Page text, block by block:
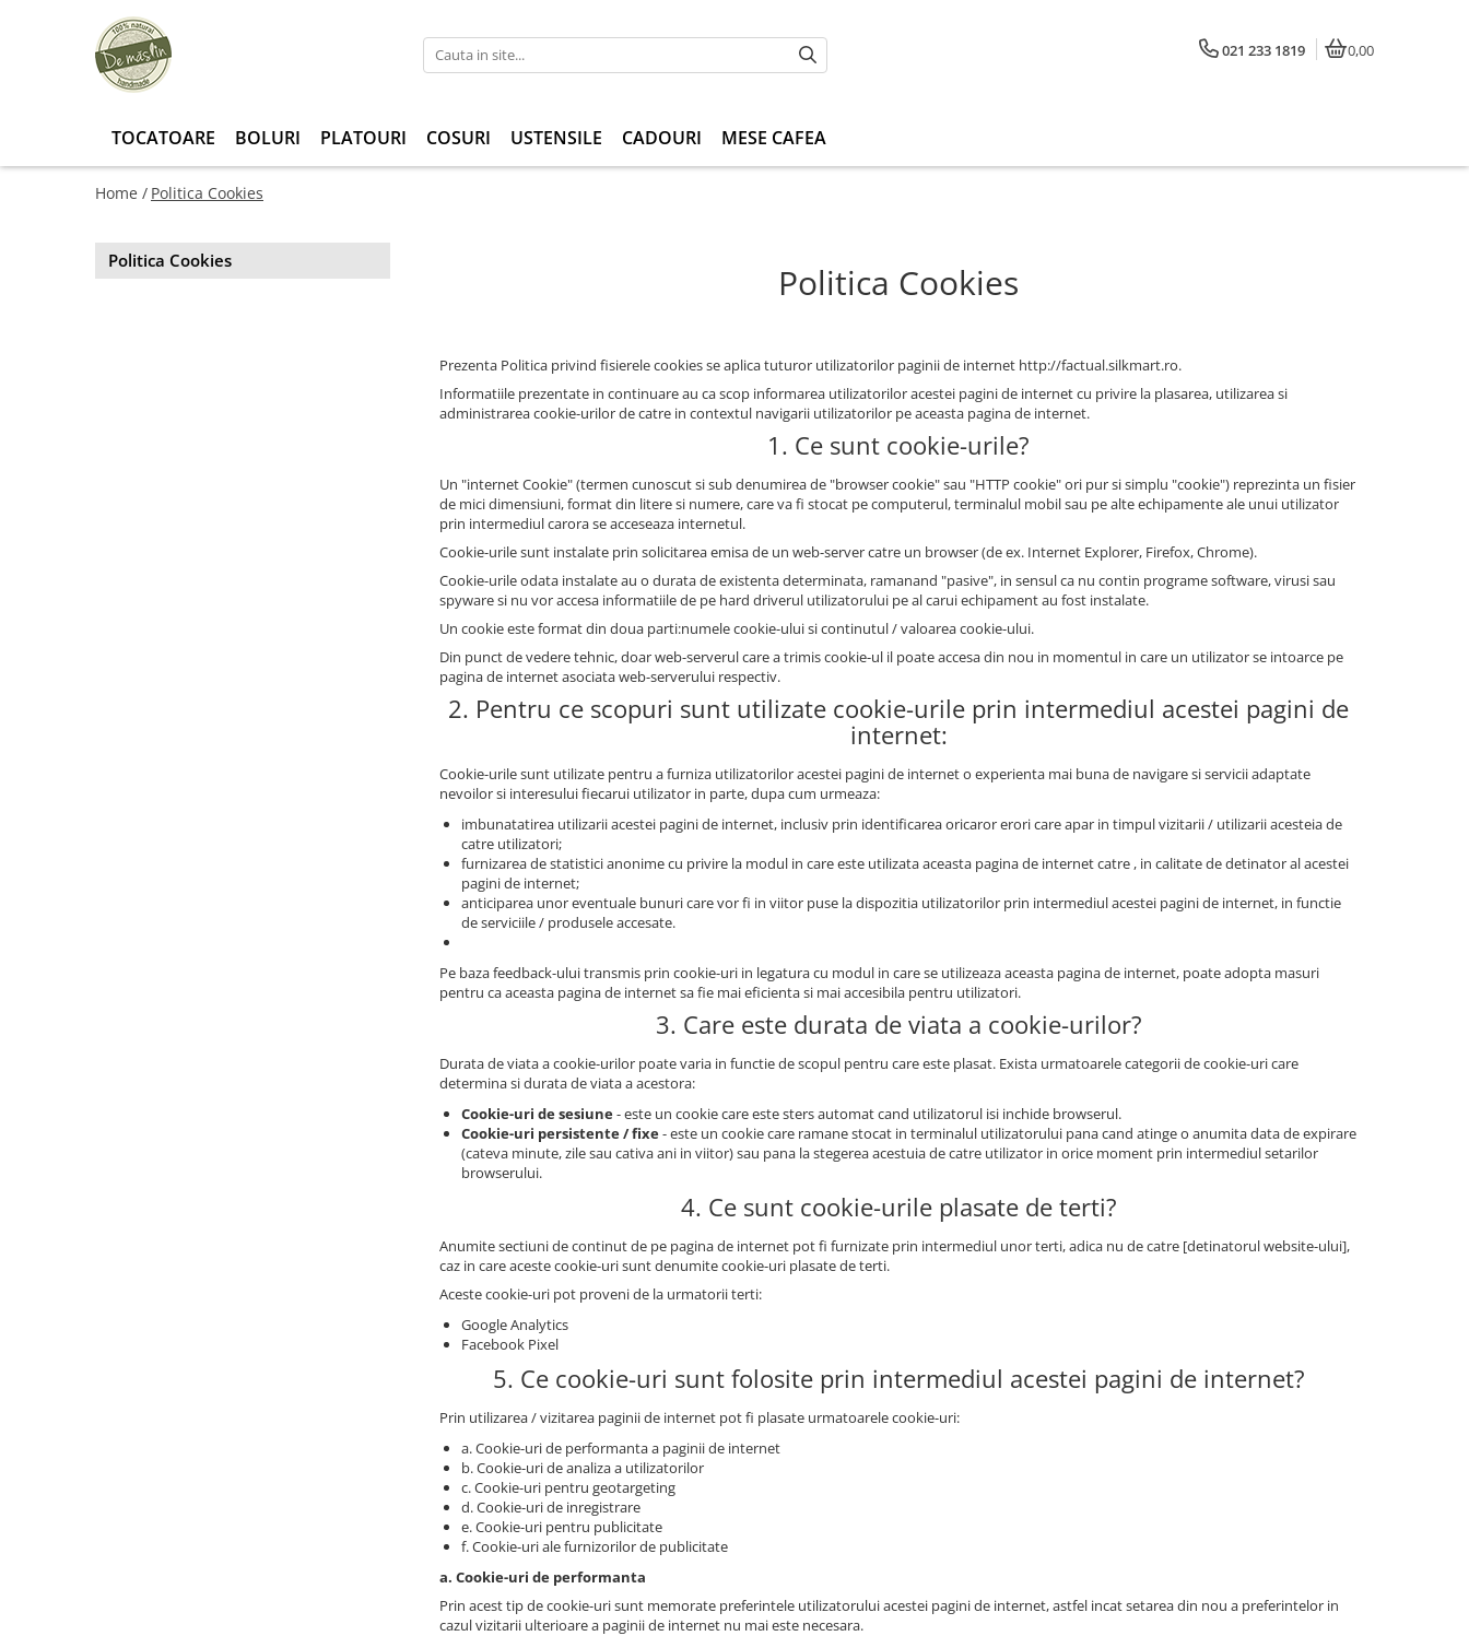
021 233 1819 0,00
TOCATOARE BOLURI PLATOURI COSURI USTENSILE CADOURI MESE CAFEA
Home / Politica Cookies
Politica Cookies
Prezenta Politica privind fisierele cookies se aplica tuturor utilizatorilor paginii de internet http://factual.silkmart.ro.
Informatiile prezentate in continuare au ca scop informarea utilizatorilor acestei pagini de internet cu privire la plasarea, utilizarea si
administrarea cookie-urilor de catre in contextul navigarii utilizatorilor pe aceasta pagina de internet.
1. Ce sunt cookie-urile?
Un "internet Cookie" (termen cunoscut si sub denumirea de "browser cookie" sau "HTTP cookie" ori pur si simplu "cookie") reprezinta un fisier
de mici dimensiuni, format din litere si numere, care va fi stocat pe computerul, terminalul mobil sau pe alte echipamente ale unui utilizator
prin intermediul carora se acceseaza internetul.
Cookie-urile sunt instalate prin solicitarea emisa de un web-server catre un browser (de ex. Internet Explorer, Firefox, Chrome).
Cookie-urile odata instalate au o durata de existenta determinata, ramanand "pasive", in sensul ca nu contin programe software, virusi sau
spyware si nu vor accesa informatiile de pe hard driverul utilizatorului pe al carui echipament au fost instalate.
Un cookie este format din doua parti:numele cookie-ului si continutul / valoarea cookie-ului.
Din punct de vedere tehnic, doar web-serverul care a trimis cookie-ul il poate accesa din nou in momentul in care un utilizator se intoarce pe
pagina de internet asociata web-serverului respectiv.
2. Pentru ce scopuri sunt utilizate cookie-urile prin intermediul acestei pagini de
internet:
Cookie-urile sunt utilizate pentru a furniza utilizatorilor acestei pagini de internet o experienta mai buna de navigare si servicii adaptate
nevoilor si interesului fiecarui utilizator in parte, dupa cum urmeaza:
imbunatatirea utilizarii acestei pagini de internet, inclusiv prin identificarea oricaror erori care apar in timpul vizitarii / utilizarii acesteia de
catre utilizatori;
furnizarea de statistici anonime cu privire la modul in care este utilizata aceasta pagina de internet catre , in calitate de detinator al acestei
pagini de internet;
anticiparea unor eventuale bunuri care vor fi in viitor puse la dispozitia utilizatorilor prin intermediul acestei pagini de internet, in functie
de serviciile / produsele accesate.
Pe baza feedback-ului transmis prin cookie-uri in legatura cu modul in care se utilizeaza aceasta pagina de internet, poate adopta masuri
pentru ca aceasta pagina de internet sa fie mai eficienta si mai accesibila pentru utilizatori.
3. Care este durata de viata a cookie-urilor?
Durata de viata a cookie-urilor poate varia in functie de scopul pentru care este plasat. Exista urmatoarele categorii de cookie-uri care
determina si durata de viata a acestora:
Cookie-uri de sesiune- este un cookie care este sters automat cand utilizatorul isi inchide browserul.
Cookie-uri persistente / fixe- este un cookie care ramane stocat in terminalul utilizatorului pana cand atinge o anumita data de expirare
(cateva minute, zile sau cativa ani in viitor) sau pana la stegerea acestuia de catre utilizator in orice moment prin intermediul setarilor
browserului.
4. Ce sunt cookie-urile plasate de terti?
Anumite sectiuni de continut de pe pagina de internet pot fi furnizate prin intermediul unor terti, adica nu de catre [detinatorul website-ului],
caz in care aceste cookie-uri sunt denumite cookie-uri plasate de terti.
Aceste cookie-uri pot proveni de la urmatorii terti:
Google Analytics
Facebook Pixel
5. Ce cookie-uri sunt folosite prin intermediul acestei pagini de internet?
Prin utilizarea / vizitarea paginii de internet pot fi plasate urmatoarele cookie-uri:
a. Cookie-uri de performanta a paginii de internet
b. Cookie-uri de analiza a utilizatorilor
c. Cookie-uri pentru geotargeting
d. Cookie-uri de inregistrare
e. Cookie-uri pentru publicitate
f. Cookie-uri ale furnizorilor de publicitate
a. Cookie-uri de performanta
Prin acest tip de cookie-uri sunt memorate preferintele utilizatorului acestei pagini de internet, astfel incat setarea din nou a preferintelor in
cazul vizitarii ulterioare a paginii de internet nu mai este necesara.
Politica Cookies